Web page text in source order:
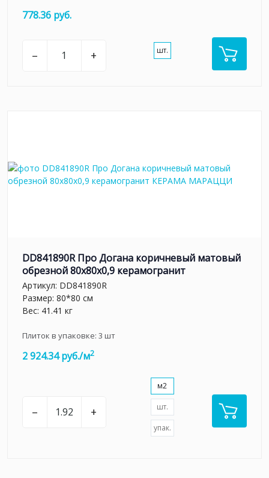
778.36 руб.
– + шт.
DD841890R Про Догана коричневый матовый
обрезной 80x80x0,9 керамогранит
Артикул: DD841890R
Размер: 80*80 см
Вес: 41.41 кг
Плиток в упаковке: 3 шт
2 924.34 руб./м2
– +
м2
шт.
упак.